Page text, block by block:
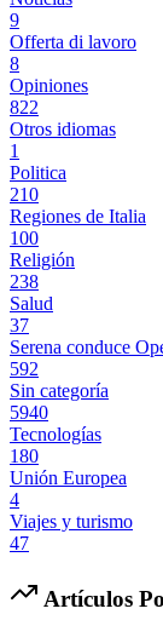
9
Offerta di lavoro
8
Opiniones
822
Otros idiomas
1
Politica
210
Regiones de Italia
100
Religión
238
Salud
37
Serena conduce
592
Sin categoría
5940
Tecnologías
180
Unión Europea
4
Viajes y turismo
47
Artículos